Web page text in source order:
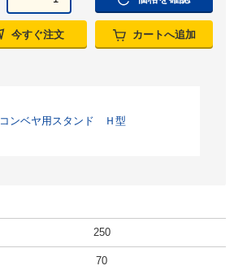
今すぐ注文 カートへ追加
コンベヤ用スタンド Ｈ型
250
70